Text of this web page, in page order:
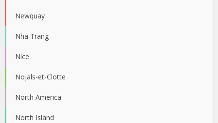
Newquay
Nha Trang
Nice
Nojals-et-Clotte
North America
North Island